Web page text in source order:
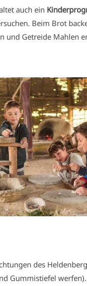
auch ein
Beim Brot
und Getreide Mahlen
des
Gummistiefel